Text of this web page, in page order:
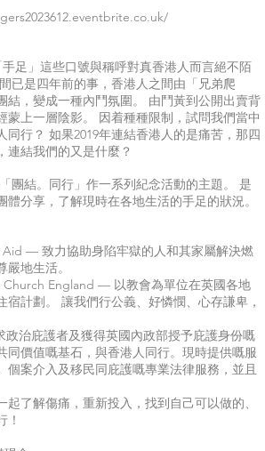
足」這些口號與稱呼對真香港人而言絕不陌
已是四年前的事，香港人之間由「兄弟爬
結，變成一種內鬥氛圍。 由鬥黃到公開出賣背
上一層陰影。 因着種種限制，試問我們當中
行？ 如果2019年連結香港人的是痛苦，那四
連結我們的又是什麼？
團結。同行」作一系列紀念活動的主題。 是
分享，了解現時在各地生活的手足的狀況。
Aid — 致力協助身陷牢獄的人和其家屬解決燃
地生活。
England — 以教會為單位在英國各地
計劃。 讓我們行公義、好憐憫、心存謙卑，
治庇護者及獲得英國內政部授予庇護身份嘅
價值嘅基石，與香港人同行。現時提供嘅服
案介入及移民同庇護嘅專業法律服務，並且
了解傷痛，重新投入，找到自己可以做的、
！